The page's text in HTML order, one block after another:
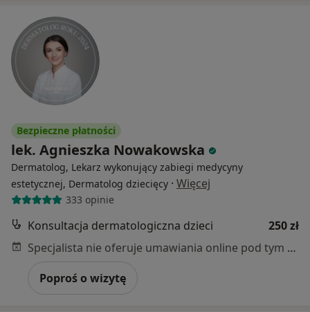
Bezpieczne płatności
lek. Agnieszka Nowakowska
Dermatolog, Lekarz wykonujący zabiegi medycyny
estetycznej, Dermatolog dziecięcy · Więcej
333 opinie
Konsultacja dermatologiczna dzieci
250 zł
Specjalista nie oferuje umawiania online pod tym adresem.
Poproś o wizytę